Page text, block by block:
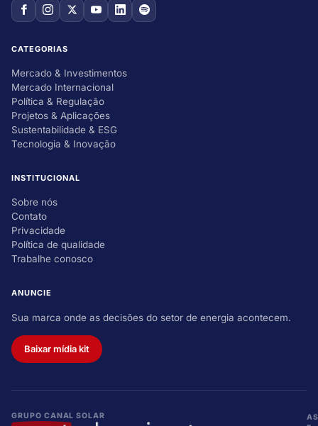
CATEGORIAS
Mercado & Investimentos
Mercado Internacional
Política & Regulação
Projetos & Aplicações
Sustentabilidade & ESG
Tecnologia & Inovação
INSTITUCIONAL
Sobre nós
Contato
Privacidade
Política de qualidade
Trabalhe conosco
ANUNCIE
Sua marca onde as decisões do setor de energia acontecem.
Baixar mídia kit
GRUPO CANAL SOLAR